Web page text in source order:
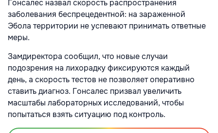
Гонсалес назвал скорость распространения
заболевания беспрецедентной: на зараженной
Эбола территории не успевают принимать ответные
меры.
Замдиректора сообщил, что новые случаи
подозрения на лихорадку фиксируются каждый
день, а скорость тестов не позволяет оперативно
ставить диагноз. Гонсалес призвал увеличить
масштабы лабораторных исследований, чтобы
попытаться взять ситуацию под контроль.